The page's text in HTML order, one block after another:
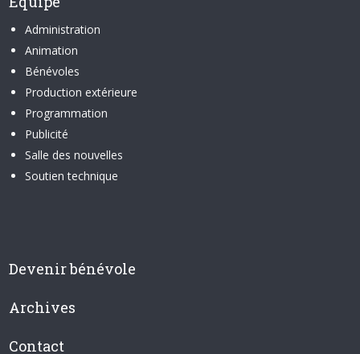
Administration
Animation
Bénévoles
Production extérieure
Programmation
Publicité
Salle des nouvelles
Soutien technique
Devenir bénévole
Archives
Contact